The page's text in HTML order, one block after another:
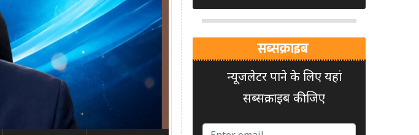
सब्सक्राइब
न्यूजलेटर पाने के लिए यहां
सब्सक्राइब कीजिए